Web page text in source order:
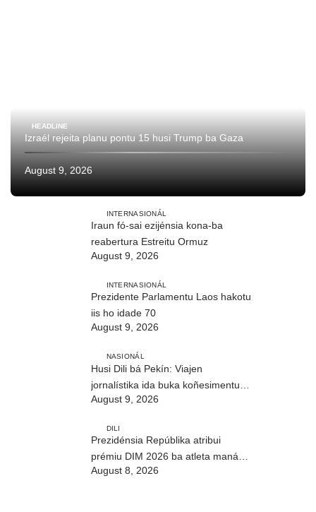
HEADLINE
Izraél rejeita planu pontu 15 husi Trump ba Gaza
August 9, 2026
INTERNASIONÁL
Iraun fó-sai ezijénsia kona-ba
reabertura Estreitu Ormuz
August 9, 2026
INTERNASIONÁL
Prezidente Parlamentu Laos hakotu
iis ho idade 70
August 9, 2026
NASIONÁL
Husi Dili bá Pekín: Viajen
jornalístika ida buka koñesimentu
foun (Parte I)
August 9, 2026
DILI
Prezidénsia Repúblika atribui
prémiu DIM 2026 ba atleta manán-
na’in sira
August 8, 2026